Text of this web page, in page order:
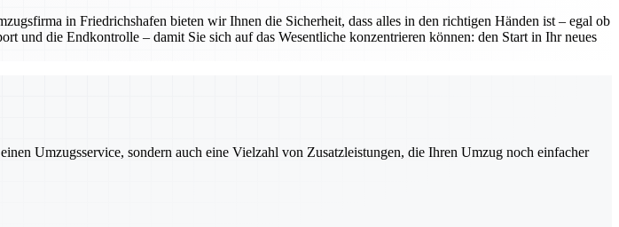
in Friedrichshafen bieten wir Ihnen die Sicherheit, dass alles in den richtigen Händen ist – egal ob
und die Endkontrolle – damit Sie sich auf das Wesentliche konzentrieren können: den Start in Ihr neues
Umzugsservice, sondern auch eine Vielzahl von Zusatzleistungen, die Ihren Umzug noch einfacher